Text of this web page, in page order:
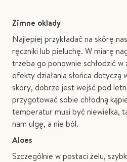
Zimne okłady
Najlepiej przykładać na skórę
ręczniki lub pieluchę. W miarę
trzeba go ponownie schłodzić w
efekty działania słońca dotyczą
skóry, dobrze jest wejść pod
przygotować sobie chłodną
temperatur musi być niewielka,
nam ulgę, a nie ból.
Aloes
Szczególnie w postaci żelu,